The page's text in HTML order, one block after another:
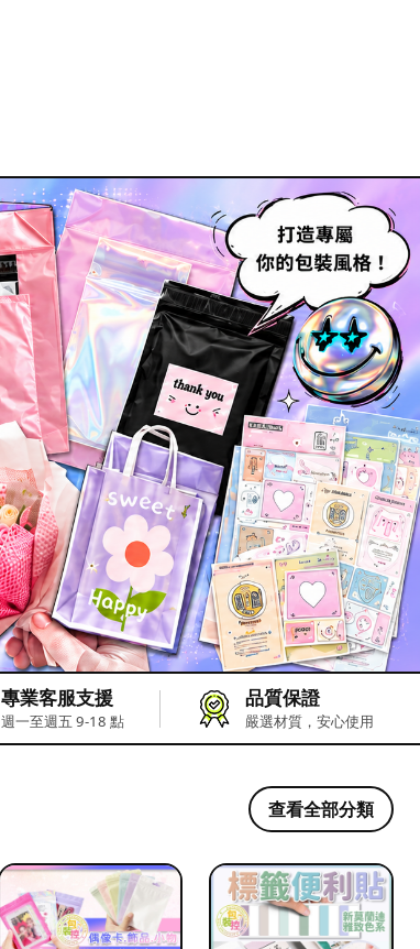
專業客服支援
週一至週五 9-18 點
品質保證
嚴選材質，安心使用
查看全部分類